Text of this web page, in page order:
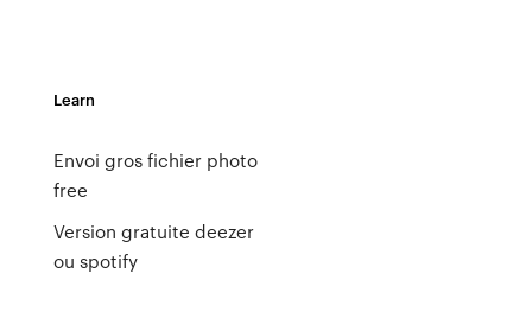
Learn
Envoi gros fichier photo
free
Version gratuite deezer
ou spotify